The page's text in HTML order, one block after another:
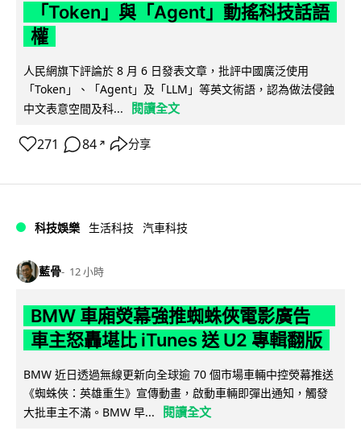
「Token」與「Agent」動搖科技話語
權
人民網旗下評論於 8 月 6 日發表文章，批評中國廣泛使用
「Token」、「Agent」及「LLM」等英文術語，認為做法侵蝕
中文表意空間及科...
閱讀全文
271 84 ↗ 分享
科技娛樂 生活科技 汽車科技
藍骨 12 小時
BMW 車廂熒幕強推蜘蛛俠電影廣告
車主怒轟堪比 iTunes 送 U2 專輯翻版
BMW 近日透過無線更新向全球逾 70 個市場車輛中控熒幕推送
《蜘蛛俠：英雄重生》宣傳動畫，啟動車輛即彈出通知，觸發
大批車主不滿。BMW 早...
閱讀全文